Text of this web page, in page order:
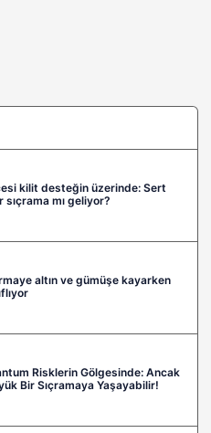
kilit desteğin üzerinde: Sert
mı geliyor?
altın ve gümüşe kayarken
Risklerin Gölgesinde: Ancak
Bir Sıçramaya Yaşayabilir!